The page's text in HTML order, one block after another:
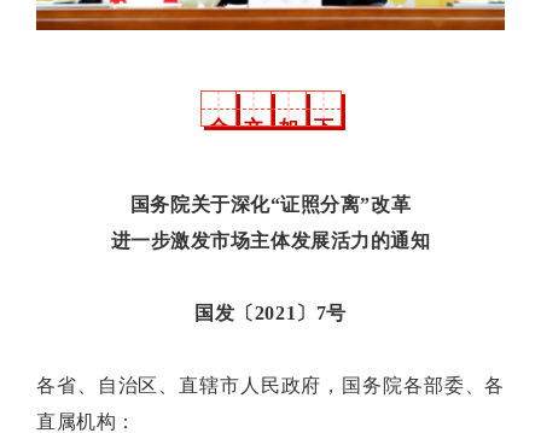
全 文 如 下
国务院关于深化“证照分离”改革
进一步激发市场主体发展活力的通知
国发〔2021〕7号
各省、自治区、直辖市人民政府，国务院各部委、各
直属机构：